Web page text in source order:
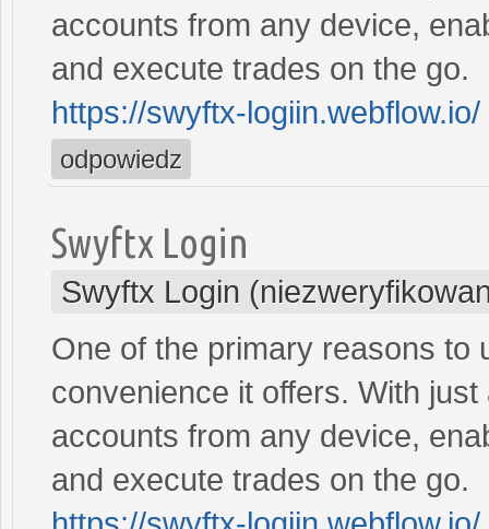
accounts from any device,
and execute trades on the go.
https://swyftx-logiin.webflow.io/
odpowiedz
Swyftx Login
Swyftx Login
One of the primary reasons to
convenience it offers. With
accounts from any device,
and execute trades on the go.